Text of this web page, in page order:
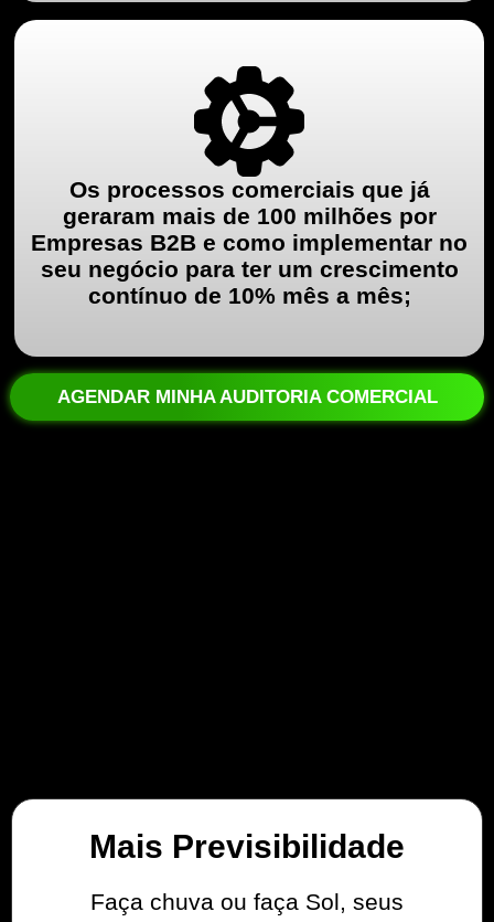
Os processos comerciais que já
geraram mais de 100 milhões por
Empresas B2B e como implementar no
seu negócio para ter um crescimento
contínuo de 10% mês a mês;
AGENDAR MINHA AUDITORIA COMERCIAL
Mais Previsibilidade
Faça chuva ou faça Sol, seus